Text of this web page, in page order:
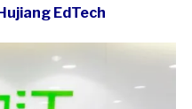
EdTech